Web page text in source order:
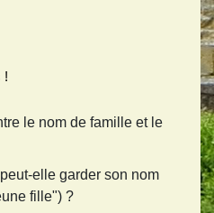
!
le nom de famille et le
elle garder son nom
fille") ?